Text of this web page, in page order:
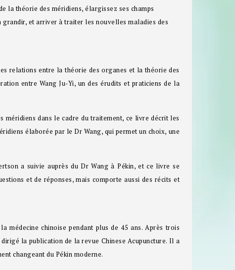
la théorie des méridiens, élargissez ses champs
grandir, et arriver à traiter les nouvelles maladies des
relations entre la théorie des organes et la théorie des
entre Wang Ju-Yi, un des érudits et praticiens de la
dans le cadre du traitement, ce livre décrit les
élaborée par le Dr Wang, qui permet un choix, une
a suivie auprès du Dr Wang à Pékin, et ce livre se
et de réponses, mais comporte aussi des récits et
médecine chinoise pendant plus de 45 ans. Après trois
la publication de la revue Chinese Acupuncture. Il a
changeant du Pékin moderne.